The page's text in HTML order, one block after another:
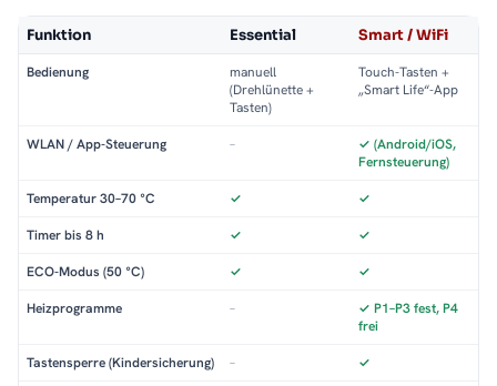
Funktion Essential Smart / WiFi
Bedienung
manuell
(Drehlünette +
Tasten)
Touch-Tasten +
„Smart Life“-App
WLAN / App-Steuerung –
✓ (Android/iOS,
Fernsteuerung)
Temperatur 30–70 °C ✓ ✓
Timer bis 8 h ✓ ✓
ECO-Modus (50 °C) ✓ ✓
Heizprogramme –
✓ P1–P3 fest, P4
frei
Tastensperre (Kindersicherung) – ✓